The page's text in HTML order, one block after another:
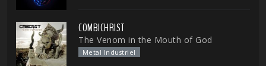
COMBICHRIST
The Venom in the Mouth of God
Metal Industriel